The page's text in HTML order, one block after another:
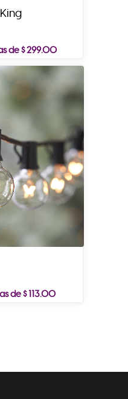
de $ 299.00
de $ 113.00